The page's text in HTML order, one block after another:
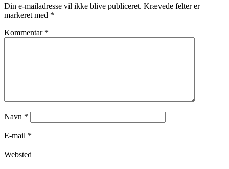
Din e-mailadresse vil ikke blive publiceret. Krævede felter er
markeret med *
Kommentar *
Navn *
E-mail *
Websted